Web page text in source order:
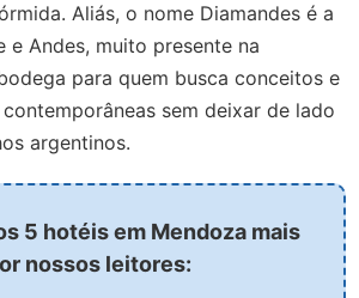
Aliás, o nome Diamandes é a
e Andes, muito presente na
para quem busca conceitos e
sem deixar de lado
argentinos.
5 hotéis em Mendoza mais
nossos leitores: